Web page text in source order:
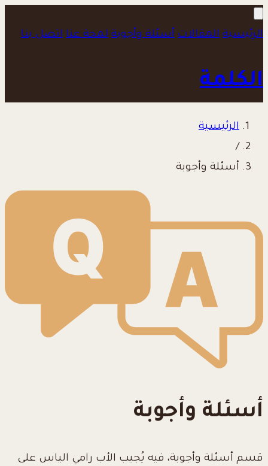
الرئيسية المقالات أسئلة وأجوبة لمحة عنا اتصل بنا
الكلمة
الرئيسية
/
أسئلة وأجوبة
أسئلة وأجوبة
قسم أسئلة وأجوبة، فيه يُجيب الأب رامي الياس على